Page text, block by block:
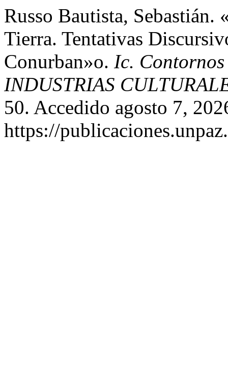
Russo Bautista,
Tierra. Tentativas
Conurban»o. Ic.
INDUSTRIAS
50. Accedido agosto 7,
https://